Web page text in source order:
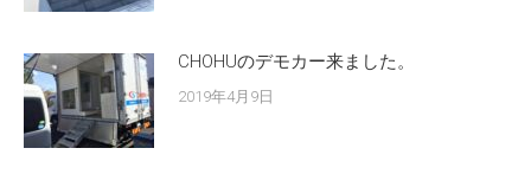
CHOHUのデモカー来ました。
2019年4月9日